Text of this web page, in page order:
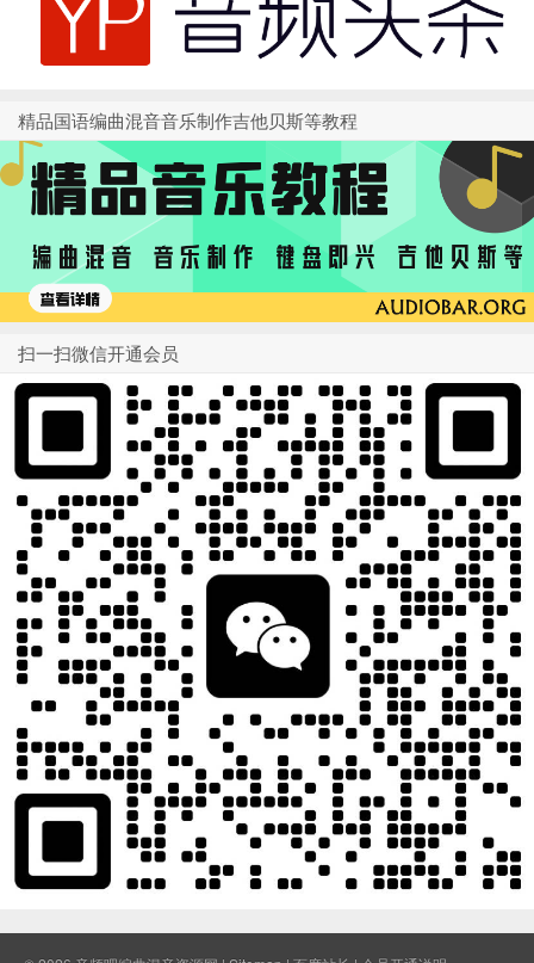
精品国语编曲混音音乐制作吉他贝斯等教程
扫一扫微信开通会员